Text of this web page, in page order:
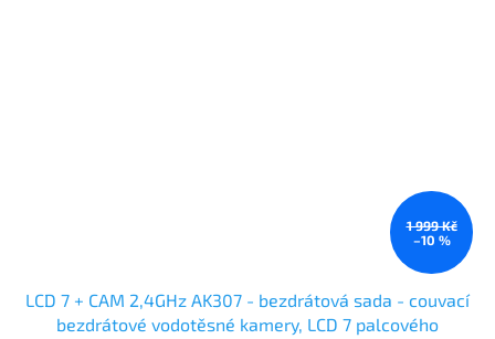
1 999 Kč
–10 %
LCD 7 + CAM 2,4GHz AK307 - bezdrátová sada - couvací
bezdrátové vodotěsné kamery, LCD 7 palcového